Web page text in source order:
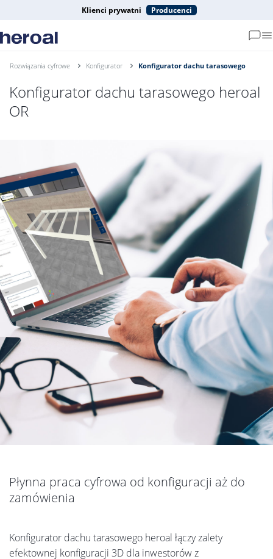
Klienci prywatni Producenci
Rozwiązania cyfrowe Konfigurator Konfigurator dachu tarasowego
Konfigurator dachu tarasowego heroal
OR
Płynna praca cyfrowa od konfiguracji aż do
zamówienia
Konfigurator dachu tarasowego heroal łączy zalety
efektownej konfiguracji 3D dla inwestorów z